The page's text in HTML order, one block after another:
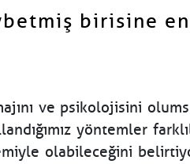
birisine en
ve psikolojisini
yöntemler
olabileceğini